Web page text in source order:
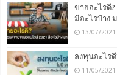
ขายอะไรดี
มีอะไรบ้าง
13/07/2021
ลงทุนอะไรดี
11/05/2021